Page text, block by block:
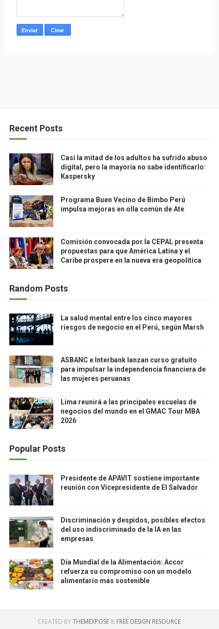
Recent Posts
Casi la mitad de los adultos ha sufrido abuso
digital, pero la mayoría no sabe identificarlo:
Kaspersky
Programa Buen Vecino de Bimbo Perú
impulsa mejoras en olla común de Ate
Comisión convocada por la CEPAL presenta
propuestas para que América Latina y el
Caribe prospere en la nueva era geopolítica
Random Posts
La salud mental entre los cinco mayores
riesgos de negocio en el Perú, según Marsh
ASBANC e Interbank lanzan curso gratuito
para impulsar la independencia financiera de
las mujeres peruanas
Lima reunirá a las principales escuelas de
negocios del mundo en el GMAC Tour MBA
2026
Popular Posts
Presidente de APAVIT sostiene importante
reunión con Vicepresidente de El Salvador
Discriminación y despidos, posibles efectos
del uso indiscriminado de la IA en las
empresas
Día Mundial de la Alimentación: Accor
refuerza su compromiso con un modelo
alimentario más sostenible
CREATED BYTHEMEXPOSE & FREE DESIGN RESOURCE